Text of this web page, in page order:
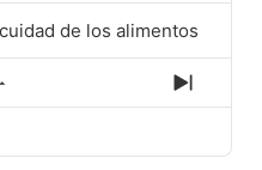
de los alimentos
Next